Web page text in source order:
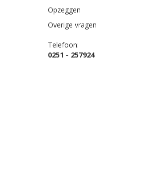
Opzeggen
Overige vragen
Telefoon:
0251 - 257924